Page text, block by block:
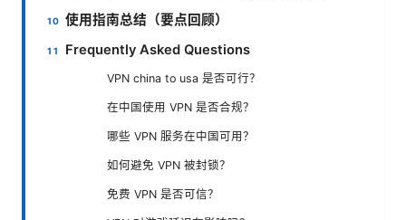
使用指南总结（要点回顾）
Frequently Asked Questions
VPN china to usa 是否可行？
在中国使用 VPN 是否合规？
哪些 VPN 服务在中国可用？
如何避免 VPN 被封锁？
免费 VPN 是否可信？